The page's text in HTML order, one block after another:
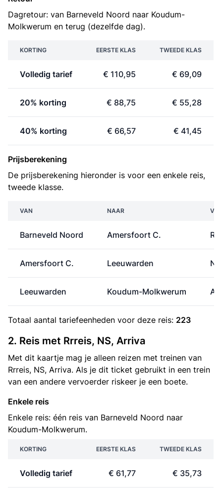
Dagretour: van Barneveld Noord naar Koudum-
Molkwerum en terug (dezelfde dag).
KORTING EERSTE KLAS TWEEDE KLAS
Volledig tarief € 110,95 € 69,09
20% korting € 88,75 € 55,28
40% korting € 66,57 € 41,45
Prijsberekening
De prijsberekening hieronder is voor een enkele reis,
tweede klasse.
VAN NAAR
Barneveld Noord Amersfoort C.
Amersfoort C. Leeuwarden NS
Leeuwarden Koudum-Molkwerum
Totaal aantal tariefeenheden voor deze reis: 223
2. Reis met Rrreis, NS, Arriva
Met dit kaartje mag je alleen reizen met treinen van
Rrreis, NS, Arriva. Als je dit ticket gebruikt in een trein
van een andere vervoerder riskeer je een boete.
Enkele reis
Enkele reis: één reis van Barneveld Noord naar
Koudum-Molkwerum.
KORTING EERSTE KLAS TWEEDE KLAS
Volledig tarief € 61,77 € 35,73